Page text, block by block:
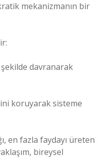
mekanizmanın bir
davranarak
koruyarak sisteme
en fazla faydayı üreten
bireysel